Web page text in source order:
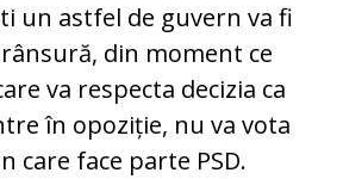
un astfel de guvern va fi
din moment ce
va respecta decizia ca
în opoziție, nu va vota
care face parte PSD.